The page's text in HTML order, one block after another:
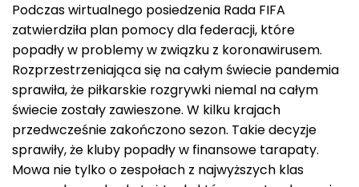
Podczas wirtualnego posiedzenia Rada FIFA
zatwierdziła plan pomocy dla federacji, które
popadły w problemy w związku z koronawirusem.
Rozprzestrzeniająca się na całym świecie pandemia
sprawiła, że piłkarskie rozgrywki niemal na całym
świecie zostały zawieszone. W kilku krajach
przedwcześnie zakończono sezon. Takie decyzje
sprawiły, że kluby popadły w finansowe tarapaty.
Mowa nie tylko o zespołach z najwyższych klas